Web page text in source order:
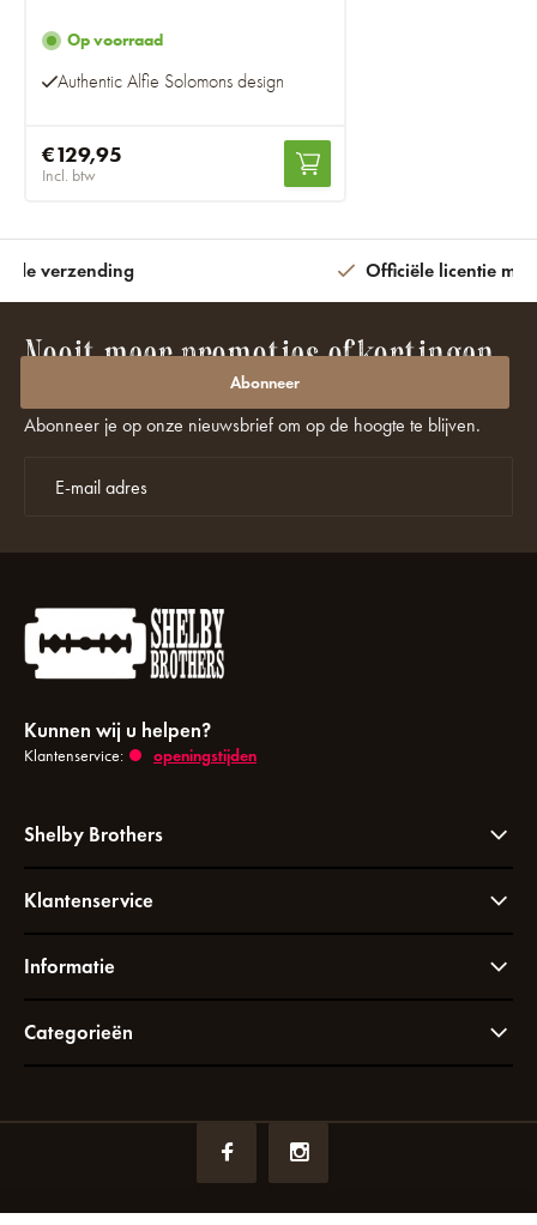
Op voorraad
Authentic Alfie Solomons design
€129,95
Incl. btw
verzending Officiële licentie met
Nooit meer promoties of kortingen
Abonneer je op onze nieuwsbrief om op de hoogte te blijven.
Abonneer
Kunnen wij u helpen?
Klantenservice: openingstijden
Shelby Brothers
Klantenservice
Informatie
Categorieën